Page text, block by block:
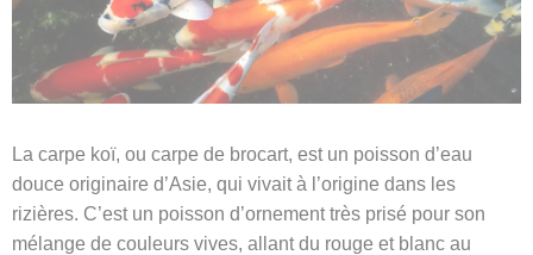
La carpe koï, ou carpe de brocart, est un poisson d’eau
douce originaire d’Asie, qui vivait à l’origine dans les
rizières. C’est un poisson d’ornement très prisé pour son
mélange de couleurs vives, allant du rouge et blanc au